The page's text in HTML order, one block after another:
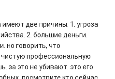
имеют две причины: 1. угроза
2. большие деньги.
но говорить, что
чистую профессиональную
за это не убивают. это его